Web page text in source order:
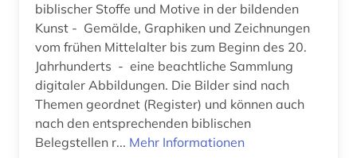
biblischer Stoffe und Motive in der bildenden
Kunst - Gemälde, Graphiken und Zeichnungen
vom frühen Mittelalter bis zum Beginn des 20.
Jahrhunderts - eine beachtliche Sammlung
digitaler Abbildungen. Die Bilder sind nach
Themen geordnet (Register) und können auch
nach den entsprechenden biblischen
Belegstellen r... Mehr Informationen